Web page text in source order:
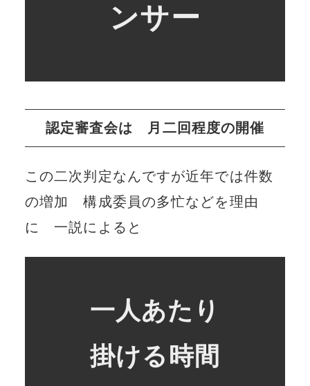
ンサー
認定審査会は 月二回程度の開催
この二次判定なんですが近年では件数
の増加 構成委員の多忙などを理由
に 一説によると
一人あたり
掛ける時間